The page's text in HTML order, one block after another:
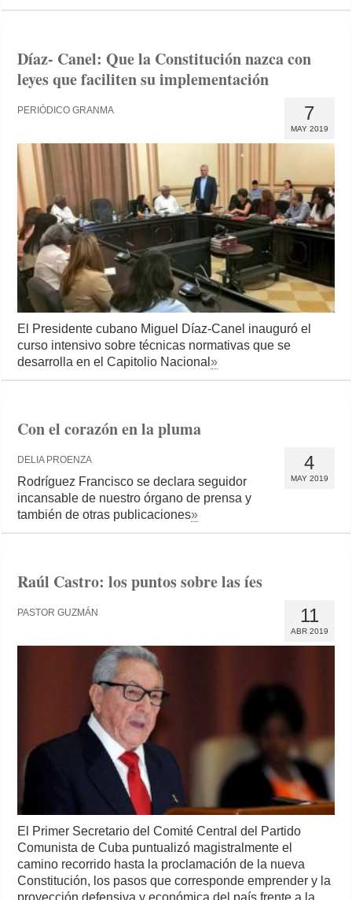
Díaz- Canel: Que la Constitución nazca con
leyes que faciliten su implementación
7
MAY 2019
PERIÓDICO GRANMA
El Presidente cubano Miguel Díaz-Canel inauguró el
curso intensivo sobre técnicas normativas que se
desarrolla en el Capitolio Nacional»
Con el corazón en la pluma
4
MAY 2019
DELIA PROENZA
Rodríguez Francisco se declara seguidor
incansable de nuestro órgano de prensa y
también de otras publicaciones»
Raúl Castro: los puntos sobre las íes
11
ABR 2019
PASTOR GUZMÁN
El Primer Secretario del Comité Central del Partido
Comunista de Cuba puntualizó magistralmente el
camino recorrido hasta la proclamación de la nueva
Constitución, los pasos que corresponde emprender y la
proyección defensiva y económica del país frente a la